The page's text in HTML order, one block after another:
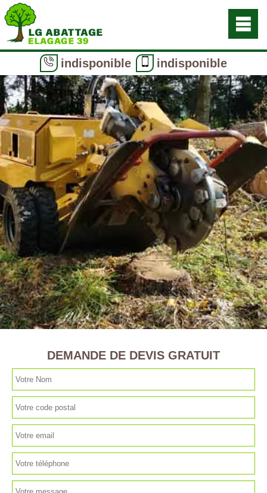
indisponible indisponible
DEMANDE DE DEVIS GRATUIT